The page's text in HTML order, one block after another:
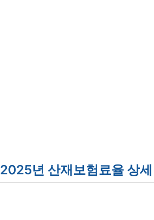
2025년 산재보험료율 상